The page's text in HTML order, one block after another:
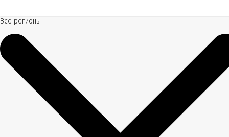
Все регионы